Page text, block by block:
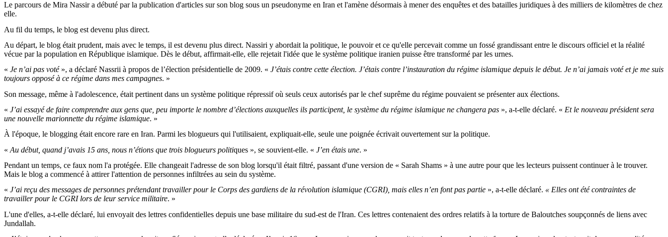
Le parcours de Mira Nassir a débuté par la publication d'articles sur son blog sous un pseudonyme en Iran et l'amène désormais à mener des enquêtes et des batailles juridiques à des milliers de kilomètres de chez
elle.
Au fil du temps, le blog est devenu plus direct.
Au départ, le blog était prudent, mais avec le temps, il est devenu plus direct. Nassiri y abordait la politique, le pouvoir et ce qu'elle percevait comme un fossé grandissant entre le discours officiel et la réalité
vécue par la population en République islamique. Dès le début, affirmait-elle, elle rejetait l'idée que le système politique iranien puisse être transformé par les urnes.
« Je n’ai pas voté», a déclaré Nassrii à propos de l’élection présidentielle de 2009. « J’étais contre cette élection. J’étais contre l’instauration du régime islamique depuis le début. Je n’ai jamais voté et je me suis
toujours opposé à ce régime dans mes campagnes. »
Son message, même à l'adolescence, était pertinent dans un système politique répressif où seuls ceux autorisés par le chef suprême du régime pouvaient se présenter aux élections.
« J’ai essayé de faire comprendre aux gens que, peu importe le nombre d’élections auxquelles ils participent, le système du régime islamique ne changera pas », a-t-elle déclaré. « Et le nouveau président sera
une nouvelle marionnette du régime islamique. »
À l'époque, le blogging était encore rare en Iran. Parmi les blogueurs qui l'utilisaient, expliquait-elle, seule une poignée écrivait ouvertement sur la politique.
« Au début, quand j’avais 15 ans, nous n’étions que trois blogueurs politiques », se souvient-elle. « J’en étais une. »
Pendant un temps, ce faux nom l'a protégée. Elle changeait l'adresse de son blog lorsqu'il était filtré, passant d'une version de « Sarah Shams » à une autre pour que les lecteurs puissent continuer à le trouver.
Mais le blog a commencé à attirer l'attention de personnes infiltrées au sein du système.
« J’ai reçu des messages de personnes prétendant travailler pour le Corps des gardiens de la révolution islamique (CGRI), mais elles n’en font pas partie », a-t-elle déclaré. « Elles ont été contraintes de
travailler pour le CGRI lors de leur service militaire. »
L'une d'elles, a-t-elle déclaré, lui envoyait des lettres confidentielles depuis une base militaire du sud-est de l'Iran. Ces lettres contenaient des ordres relatifs à la torture de Baloutches soupçonnés de liens avec
Jundallah.